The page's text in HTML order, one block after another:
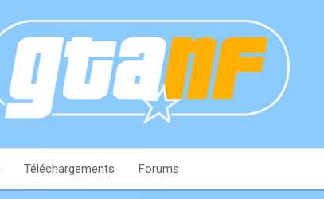
Téléchargements Forums